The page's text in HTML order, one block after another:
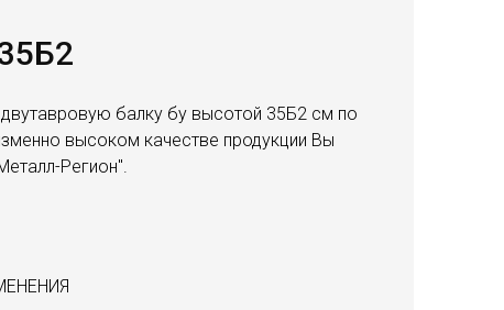
балку бу высотой 35Б2 см по
высоком качестве продукции Вы
Регион".